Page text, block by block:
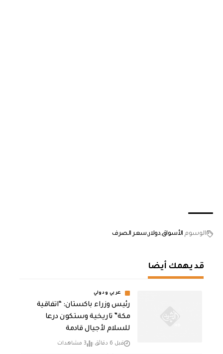
الوسوم الأسواقدولار سعر الصرف
قد يهمك أيضا
عربي ودولي
رئيس وزراء باكستان: “اتفاقية
مكة” تاريخية وستكون درعا
للسلام لأجيال قادمة
قبل 6 دقائق 3 مشاهدات